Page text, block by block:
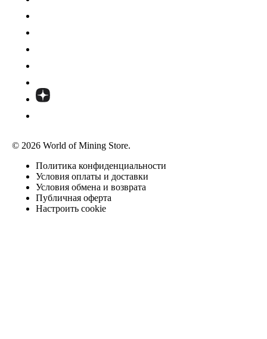
© 2026 World of Mining Store.
Политика конфиденциальности
Условия оплаты и доставки
Условия обмена и возврата
Публичная оферта
Настроить cookie